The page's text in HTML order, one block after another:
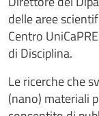
delle aree
Centro
di Disciplina.
Le ricerche che
(nano) materiali